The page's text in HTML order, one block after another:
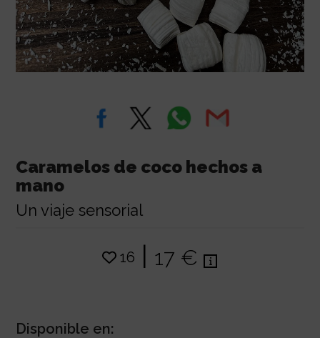
Caramelos de coco hechos a
mano
Un viaje sensorial
16 | 17 €
Disponible en: